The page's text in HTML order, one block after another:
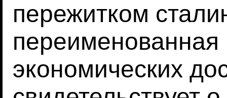
пережитком
переименованная
экономических